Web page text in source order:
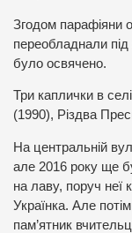
Згодом парафіяни
переобладнали
було освячено.
Три каплички в
(1990), Різдва
На центральній
але 2016 року ще
на лаву, поруч неї
Українка. Але
пам’ятник